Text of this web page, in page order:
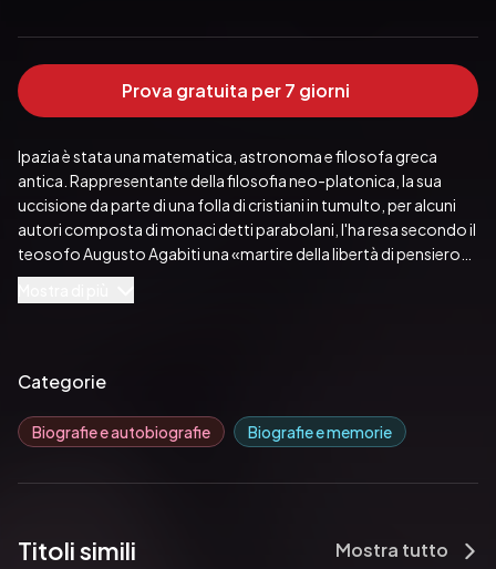
Prova gratuita per 7 giorni
Ipazia è stata una matematica, astronoma e filosofa greca
antica. Rappresentante della filosofia neo-platonica, la sua
uccisione da parte di una folla di cristiani in tumulto, per alcuni
autori composta di monaci detti parabolani, l'ha resa secondo il
teosofo Augusto Agabiti una «martire della libertà di pensiero».
Pubblicato da:  Ali Ribelli Edizioni
Categorie
Biografie e autobiografie Biografie e memorie
Titoli simili Mostra tutto